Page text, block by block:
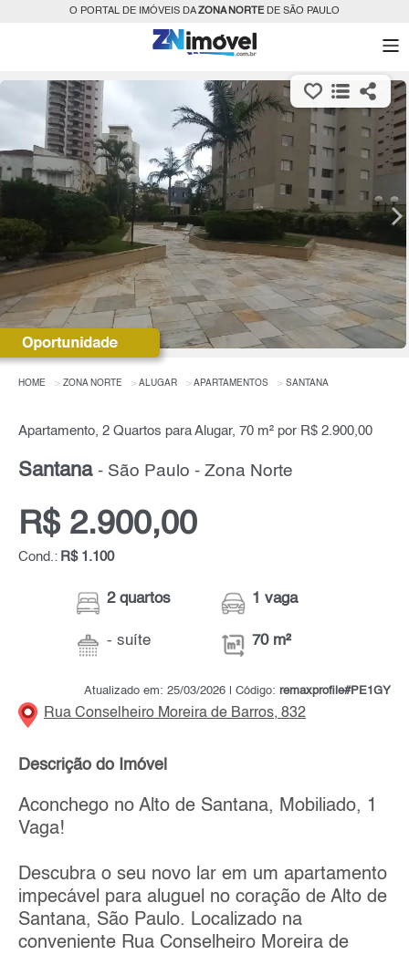
O PORTAL DE IMÓVEIS DAZONA NORTEDE SÃO PAULO
HOME ZONA NORTE ALUGAR APARTAMENTOS SANTANA
Apartamento, 2 Quartos para Alugar, 70 m² por R$ 2.900,00
Santana - São Paulo - Zona Norte
R$ 2.900,00
Cond.: R$ 1.100
2 quartos
- suíte
1 vaga
70 m²
Atualizado em: 25/03/2026 | Código: remaxprofile#PE1GY
Rua Conselheiro Moreira de Barros, 832
Descrição do Imóvel
Aconchego no Alto de Santana, Mobiliado, 1
Vaga!
Descubra o seu novo lar em um apartamento
impecável para aluguel no coração de Alto de
Santana, São Paulo. Localizado na
conveniente Rua Conselheiro Moreira de